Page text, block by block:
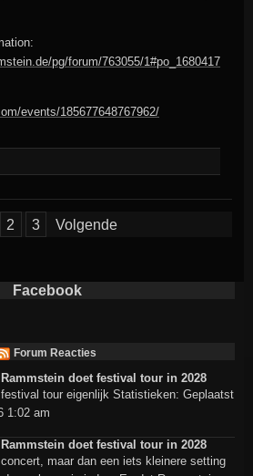
pg/forum/763055/1#po_1680417
events/185677648767962/
2 3 Volgende
Facebook
Forum Reacties
doet festival tour in 2028
tour eigenlijk Statistieken: Geplaatst
1:02 am
doet festival tour in 2028
maar dan een iets kleinere setting